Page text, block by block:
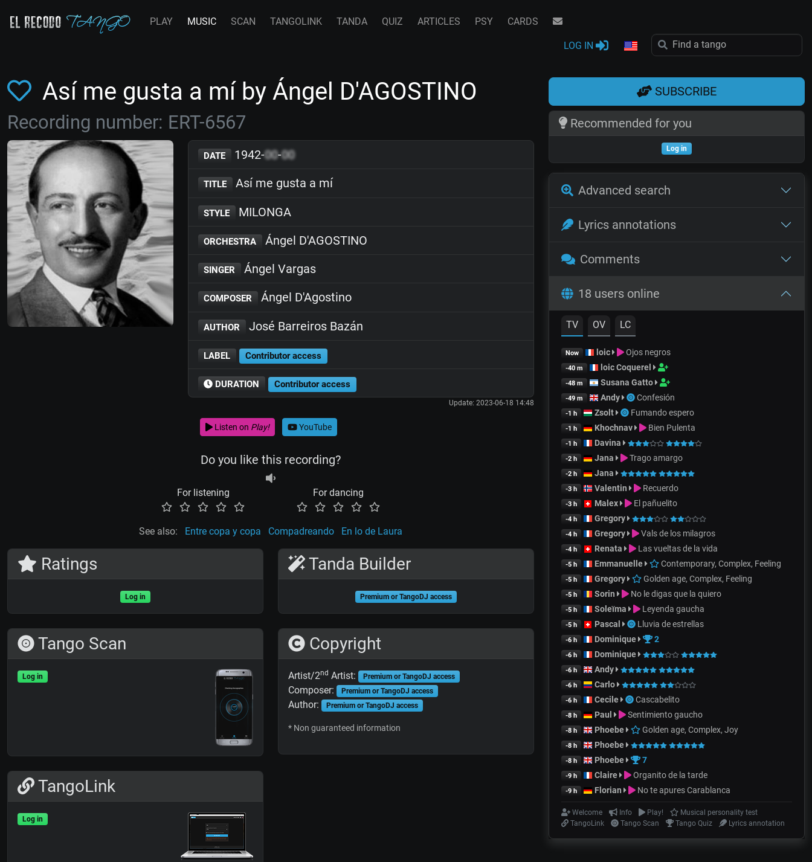
PLAY MUSIC SCAN TANGOLINK TANDA QUIZ ARTICLES PSY CARDS
LOG IN
Así me gusta a mí by Ángel D'AGOSTINO
Recording number: ERT-6567
DATE 1942-00-00
TITLE Así me gusta a mí
STYLE MILONGA
ORCHESTRA Ángel D'AGOSTINO
SINGER Ángel Vargas
COMPOSER Ángel D'Agostino
AUTHOR José Barreiros Bazán
LABEL Contributor access
DURATION Contributor access
Update: 2023-06-18 14:48
Listen on Play! YouTube
Do you like this recording?
For listening For dancing
See also: Entre copa y copa Compadreando En lo de Laura
Ratings
Log in
Tango Scan
Log in
TangoLink
Log in
Tanda Builder
Premium or TangoDJ access
Copyright
Artist/2nd Artist: Premium or TangoDJ access
Composer: Premium or TangoDJ access
Author: Premium or TangoDJ access
* Non guaranteed information
SUBSCRIBE
Recommended for you
Log in
Advanced search
Lyrics annotations
Comments
18 users online
TV OV LC
Now loic Ojos negros
-40 m loic Coquerel
-48 m Susana Gatto
-49 m Andy Confesión
-1 h Zsolt Fumando espero
-1 h Khochnav Bien Pulenta
-1 h Davina
-2 h Jana Trago amargo
-2 h Jana
-3 h Valentin Recuerdo
-3 h Malex El pañuelito
-4 h Gregory
-4 h Gregory Vals de los milagros
-4 h Renata Las vueltas de la vida
-5 h Emmanuelle Contemporary, Complex, Feeling
-5 h Gregory Golden age, Complex, Feeling
-5 h Sorin No le digas que la quiero
-5 h Soleïma Leyenda gaucha
-5 h Pascal Lluvia de estrellas
-6 h Dominique 2
-6 h Dominique
-6 h Andy
-6 h Carlo
-6 h Cecile Cascabelito
-8 h Paul Sentimiento gaucho
-8 h Phoebe Golden age, Complex, Joy
-8 h Phoebe
-8 h Phoebe 7
-9 h Claire Organito de la tarde
-9 h Florian No te apures Carablanca
Welcome Info Play!
Musical personality test
TangoLink
Tango Scan Tango Quiz Lyrics annotation